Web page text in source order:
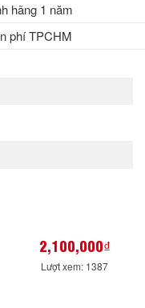
hãng 1 năm
phí TPCHM
2,100,000₫
Lượt xem: 1387